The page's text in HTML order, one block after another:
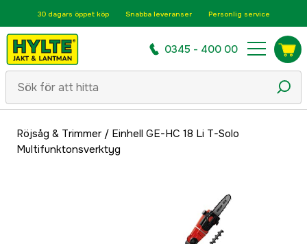
30 dagars öppet köp Snabba leveranser Personlig service
0345 - 400 00
Röjsåg & Trimmer/ Einhell GE-HC 18 Li T-Solo
Multifunktonsverktyg